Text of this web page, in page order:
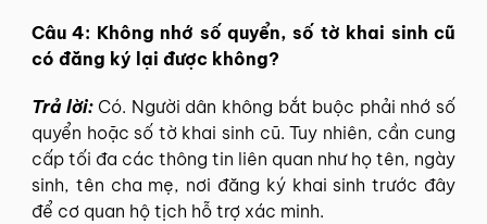
Câu 4: Không nhớ số quyển, số tờ khai sinh cũ
có đăng ký lại được không?
Trả lời: Có. Người dân không bắt buộc phải nhớ số
quyển hoặc số tờ khai sinh cũ. Tuy nhiên, cần cung
cấp tối đa các thông tin liên quan như họ tên, ngày
sinh, tên cha mẹ, nơi đăng ký khai sinh trước đây
để cơ quan hộ tịch hỗ trợ xác minh.